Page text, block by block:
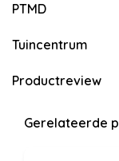
PTMD
Tuincentrum
Productreview
Gerelateerde